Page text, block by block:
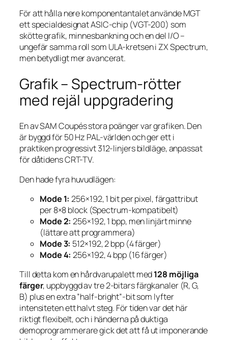
För att hålla nere komponentantalet använde MGT
ett specialdesignat ASIC-chip (VGT-200) som
skötte grafik, minnesbankning och en del I/O –
ungefär samma roll som ULA-kretsen i ZX Spectrum,
men betydligt mer avancerat.
Grafik – Spectrum-rötter
med rejäl uppgradering
En av SAM Coupés stora poänger var grafiken. Den
är byggd för 50 Hz PAL-världen och ger ett i
praktiken progressivt 312-linjers bildläge, anpassat
för dåtidens CRT-TV.
Den hade fyra huvudlägen:
Mode 1: 256×192, 1 bit per pixel, färgattribut
per 8×8 block (Spectrum-kompatibelt)
Mode 2: 256×192, 1 bpp, men linjärt minne
(lättare att programmera)
Mode 3: 512×192, 2 bpp (4 färger)
Mode 4: 256×192, 4 bpp (16 färger)
Till detta kom en hårdvarupalett med128 möjliga
färger, uppbyggd av tre 2-bitars färgkanaler (R, G,
B) plus en extra ”half-bright”-bit som lyfter
intensiteten ett halvt steg. För tiden var det här
riktigt flexibelt, och i händerna på duktiga
demoprogrammerare gick det att få ut imponerande